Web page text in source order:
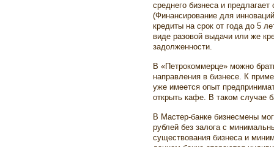
среднего бизнеса и
(Финансирование для
кредиты на срок от года до 5
виде разовой выдачи или же
задолженности.
В «Петрокоммерце» можно
направления в бизнесе. К
уже имеется опыт
открыть кафе. В таком случае
В Мастер-банке бизнесмены
рублей без залога с
существования бизнеса и